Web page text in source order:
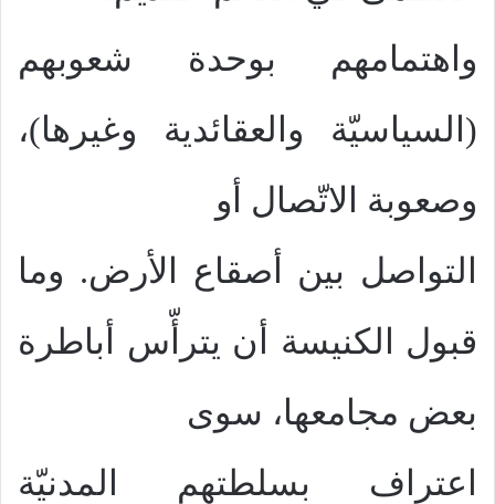
واهتمامهم بوحدة شعوبهم
(السياسيّة والعقائدية وغيرها)،
وصعوبة الاتّصال أو
التواصل بين أصقاع الأرض. وما
قبول الكنيسة أن يترأّس أباطرة
بعض مجامعها، سوى
اعتراف بسلطتهم المدنيّة